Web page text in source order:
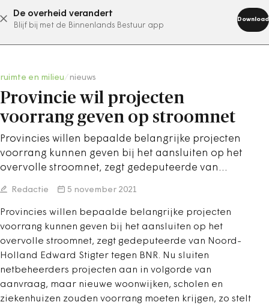
De overheid verandert
Blijf bij met de Binnenlands Bestuur app
Download
abonneer nu
ruimte en milieu nieuws
Provincie wil projecten
voorrang geven op stroomnet
Provincies willen bepaalde belangrijke projecten
voorrang kunnen geven bij het aansluiten op het
overvolle stroomnet, zegt gedeputeerde van…
Redactie 5 november 2021
Provincies willen bepaalde belangrijke projecten
voorrang kunnen geven bij het aansluiten op het
overvolle stroomnet, zegt gedeputeerde van Noord-
Holland Edward Stigter tegen BNR. Nu sluiten
netbeheerders projecten aan in volgorde van
aanvraag, maar nieuwe woonwijken, scholen en
ziekenhuizen zouden voorrang moeten krijgen, zo stelt